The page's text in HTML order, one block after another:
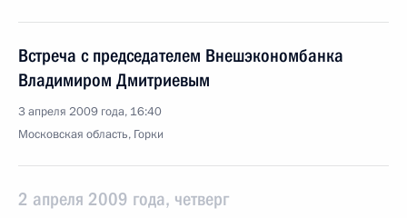
Встреча с председателем Внешэкономбанка
Владимиром Дмитриевым
3 апреля 2009 года, 16:40
Московская область, Горки
2 апреля 2009 года, четверг